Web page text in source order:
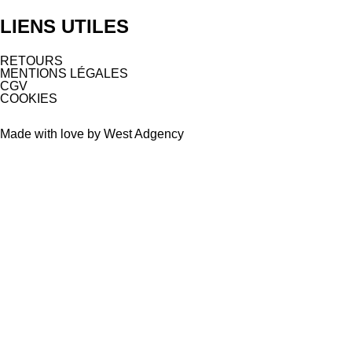
LIENS UTILES
RETOURS
MENTIONS LÉGALES
CGV
COOKIES
Made with love by West Adgency